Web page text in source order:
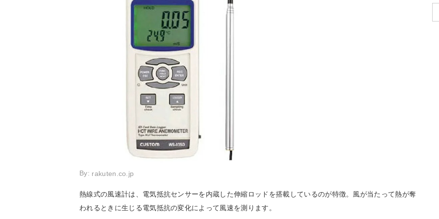
By: rakuten.co.jp
熱線式の風速計は、電気抵抗センサーを内蔵した伸縮ロッドを搭載しているのが特徴。風が当たって熱が奪
われるときに生じる電気抵抗の変化によって風速を測ります。